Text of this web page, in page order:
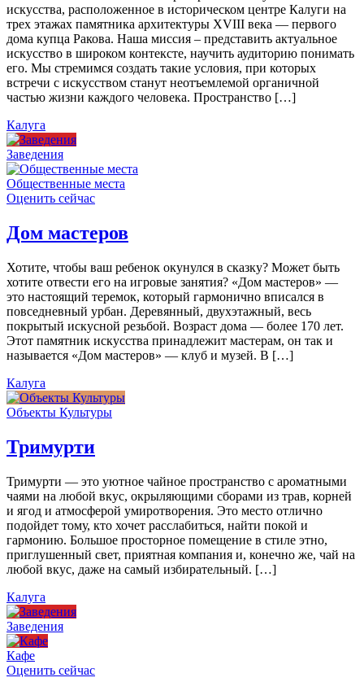
искусства, расположенное в историческом центре Калуги на
трех этажах памятника архитектуры XVIII века — первого
дома купца Ракова. Наша миссия – представить актуальное
искусство в широком контексте, научить аудиторию понимать
его. Мы стремимся создать такие условия, при которых
встречи с искусством станут неотъемлемой органичной
частью жизни каждого человека. Пространство […]
Калуга
Заведения
Общественные места
Оценить сейчас
Дом мастеров
Хотите, чтобы ваш ребенок окунулся в сказку? Может быть
хотите отвести его на игровые занятия? «Дом мастеров» —
это настоящий теремок, который гармонично вписался в
повседневный урбан. Деревянный, двухэтажный, весь
покрытый искусной резьбой. Возраст дома — более 170 лет.
Этот памятник искусства принадлежит мастерам, он так и
называется «Дом мастеров» — клуб и музей. В […]
Калуга
Объекты Культуры
Тримурти
Тримурти — это уютное чайное пространство с ароматными
чаями на любой вкус, окрыляющими сборами из трав, корней
и ягод и атмосферой умиротворения. Это место отлично
подойдет тому, кто хочет расслабиться, найти покой и
гармонию. Большое просторное помещение в стиле этно,
приглушенный свет, приятная компания и, конечно же, чай на
любой вкус, даже на самый избирательный. […]
Калуга
Заведения
Кафе
Оценить сейчас